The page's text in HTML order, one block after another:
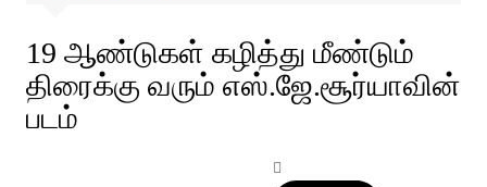
19 ஆண்டுகள் கழித்து மீண்டும்
திரைக்கு வரும் எஸ்.ஜே.சூர்யாவின்
படம்